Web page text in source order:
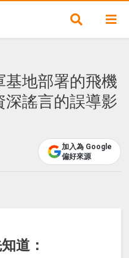
基地部署的飛機
深謠言的誤導影
加入為 Google
偏好來源
道：